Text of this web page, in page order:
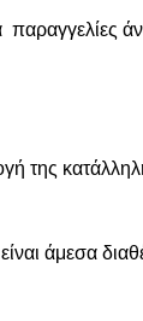
της
άμεσα